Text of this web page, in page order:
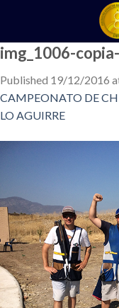
content
img_1006-
Published 19/12/2016
CAMPEONATO DE
LO AGUIRRE